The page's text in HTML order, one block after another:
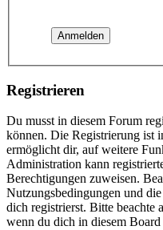
Registrieren
Du musst in diesem Forum
können. Die Registrierung ist
ermöglicht dir, auf weitere
Administration kann
Berechtigungen zuweisen.
Nutzungsbedingungen und
dich registrierst. Bitte beachte
wenn du dich in diesem Board